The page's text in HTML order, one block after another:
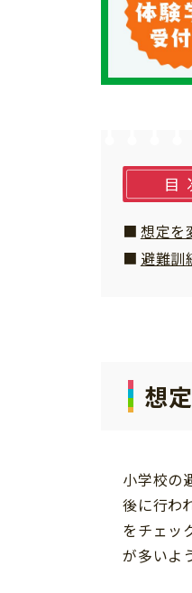
サイトのご利⽤にあたって
目
想定を
避難訓
想
小学校の
後に行わ
をチェッ
が多いよ